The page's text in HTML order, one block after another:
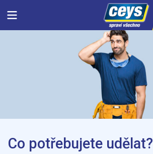
Menu
Co potřebujete udělat?